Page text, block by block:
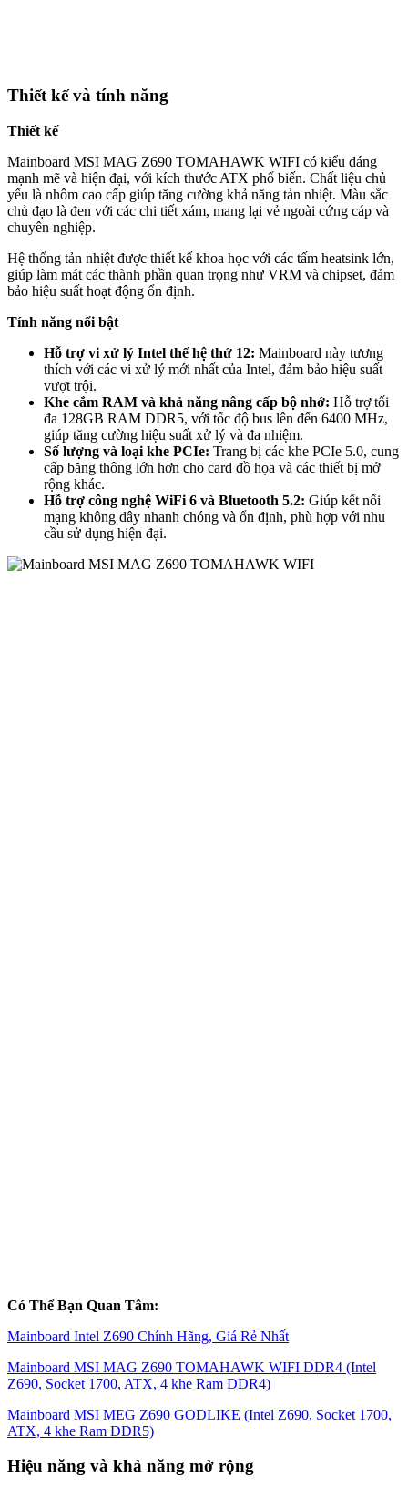
Thiết kế và tính năng
Thiết kế
Mainboard MSI MAG Z690 TOMAHAWK WIFI có kiểu dáng
mạnh mẽ và hiện đại, với kích thước ATX phổ biến. Chất liệu chủ
yếu là nhôm cao cấp giúp tăng cường khả năng tản nhiệt. Màu sắc
chủ đạo là đen với các chi tiết xám, mang lại vẻ ngoài cứng cáp và
chuyên nghiệp.
Hệ thống tản nhiệt được thiết kế khoa học với các tấm heatsink lớn,
giúp làm mát các thành phần quan trọng như VRM và chipset, đảm
bảo hiệu suất hoạt động ổn định.
Tính năng nổi bật
Hỗ trợ vi xử lý Intel thế hệ thứ 12: Mainboard này tương
thích với các vi xử lý mới nhất của Intel, đảm bảo hiệu suất
vượt trội.
Khe cắm RAM và khả năng nâng cấp bộ nhớ: Hỗ trợ tối
đa 128GB RAM DDR5, với tốc độ bus lên đến 6400 MHz,
giúp tăng cường hiệu suất xử lý và đa nhiệm.
Số lượng và loại khe PCIe: Trang bị các khe PCIe 5.0, cung
cấp băng thông lớn hơn cho card đồ họa và các thiết bị mở
rộng khác.
Hỗ trợ công nghệ WiFi 6 và Bluetooth 5.2: Giúp kết nối
mạng không dây nhanh chóng và ổn định, phù hợp với nhu
cầu sử dụng hiện đại.
Có Thể Bạn Quan Tâm:
Mainboard Intel Z690 Chính Hãng, Giá Rẻ Nhất
Mainboard MSI MAG Z690 TOMAHAWK WIFI DDR4 (Intel
Z690, Socket 1700, ATX, 4 khe Ram DDR4)
Mainboard MSI MEG Z690 GODLIKE (Intel Z690, Socket 1700,
ATX, 4 khe Ram DDR5)
Hiệu năng và khả năng mở rộng